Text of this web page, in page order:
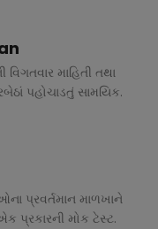
વિગતવાર માહિતી તથા
પહોચાડતું સામયિક.
પ્રવર્તમાન માળખાને
પ્રકારની મોક ટેસ્ટ.